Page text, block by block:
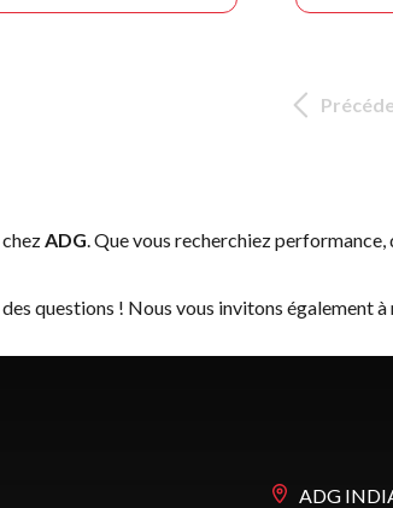
ADG. Que vous recherchiez
questions ! Nous vous invitons également
ADG